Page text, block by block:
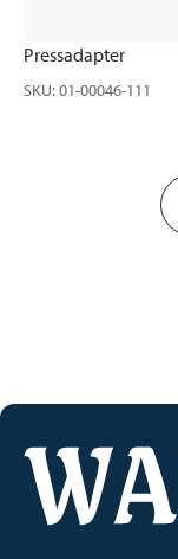
Pressadapter
SKU:01-00046-111